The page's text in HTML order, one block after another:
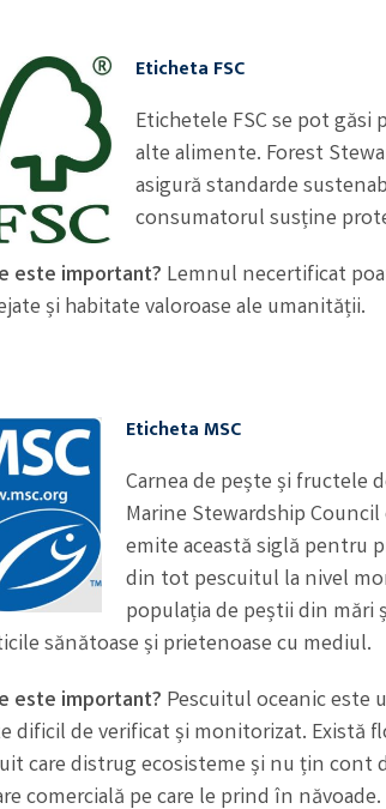
Eticheta FSC
Etichetele FSC se pot găsi
alte alimente. Forest
asigură standarde
consumatorul susține
este important? Lemnul necertificat
și habitate valoroase ale umanității.
Eticheta MSC
Carnea de pește și fructele
Marine Stewardship
emite această siglă pentru
din tot pescuitul la nivel
populația de peștii din mări
sănătoase și prietenoase cu mediul.
este important? Pescuitul oceanic este
dificil de verificat și monitorizat. Există
care distrug ecosisteme și nu țin cont
comercială pe care le prind în năvoade.